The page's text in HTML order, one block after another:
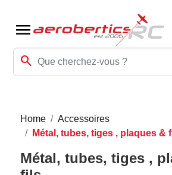
menu
search
Home
Accessoires
Métal, tubes, tiges , plaques &
Métal, tubes, tiges ,